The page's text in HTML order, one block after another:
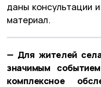
даны консультации
материал.
— Для жителей
значимым
комплексное